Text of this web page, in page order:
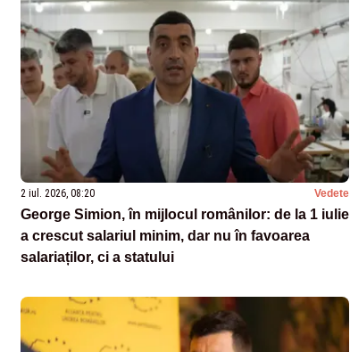
2 iul. 2026, 08:20 Vedete
George Simion, în mijlocul românilor: de la 1 iulie
a crescut salariul minim, dar nu în favoarea
salariaților, ci a statului